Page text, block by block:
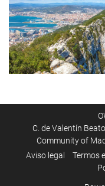
C. de Valentín
Community of
Aviso legal Termos